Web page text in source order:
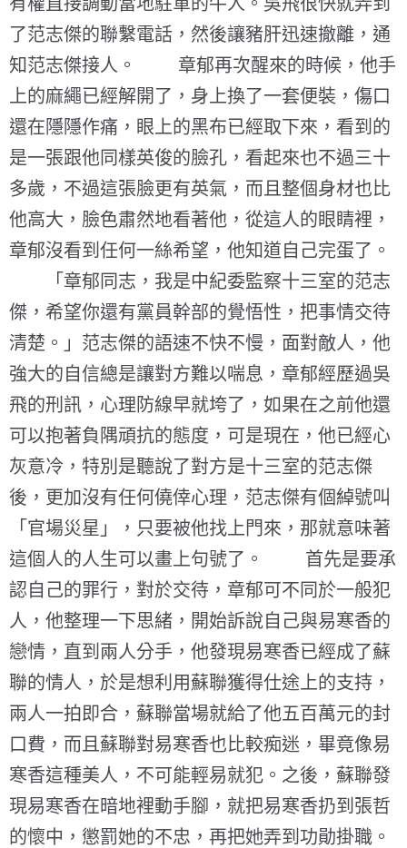
了范志傑的聯繫電話，然後讓豬肝迅速撤離，通
知范志傑接人。 章郁再次醒來的時候，他手
上的麻繩已經解開了，身上換了一套便裝，傷口
還在隱隱作痛，眼上的黑布已經取下來，看到的
是一張跟他同樣英俊的臉孔，看起來也不過三十
多歲，不過這張臉更有英氣，而且整個身材也比
他高大，臉色肅然地看著他，從這人的眼睛裡，
章郁沒看到任何一絲希望，他知道自己完蛋了。
「章郁同志，我是中紀委監察十三室的范志
傑，希望你還有黨員幹部的覺悟性，把事情交待
清楚。」范志傑的語速不快不慢，面對敵人，他
強大的自信總是讓對方難以喘息，章郁經歷過吳
飛的刑訊，心理防線早就垮了，如果在之前他還
可以抱著負隅頑抗的態度，可是現在，他已經心
灰意冷，特別是聽說了對方是十三室的范志傑
後，更加沒有任何僥倖心理，范志傑有個綽號叫
「官場災星」，只要被他找上門來，那就意味著
這個人的人生可以畫上句號了。 首先是要承
認自己的罪行，對於交待，章郁可不同於一般犯
人，他整理一下思緒，開始訴說自己與易寒香的
戀情，直到兩人分手，他發現易寒香已經成了蘇
聯的情人，於是想利用蘇聯獲得仕途上的支持，
兩人一拍即合，蘇聯當場就給了他五百萬元的封
口費，而且蘇聯對易寒香也比較痴迷，畢竟像易
寒香這種美人，不可能輕易就犯。之後，蘇聯發
現易寒香在暗地裡動手腳，就把易寒香扔到張哲
的懷中，懲罰她的不忠，再把她弄到功勛掛職。